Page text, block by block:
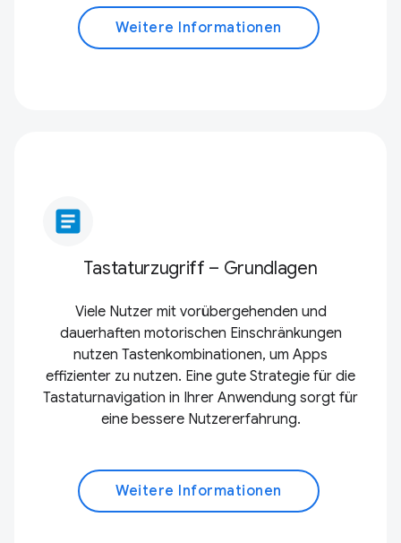
Weitere Informationen
article
Tastaturzugriff – Grundlagen
Viele Nutzer mit vorübergehenden und
dauerhaften motorischen Einschränkungen
nutzen Tastenkombinationen, um Apps
effizienter zu nutzen. Eine gute Strategie für die
Tastaturnavigation in Ihrer Anwendung sorgt für
eine bessere Nutzererfahrung.
Weitere Informationen